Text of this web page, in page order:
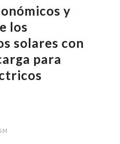
y
los
solares con
para
M